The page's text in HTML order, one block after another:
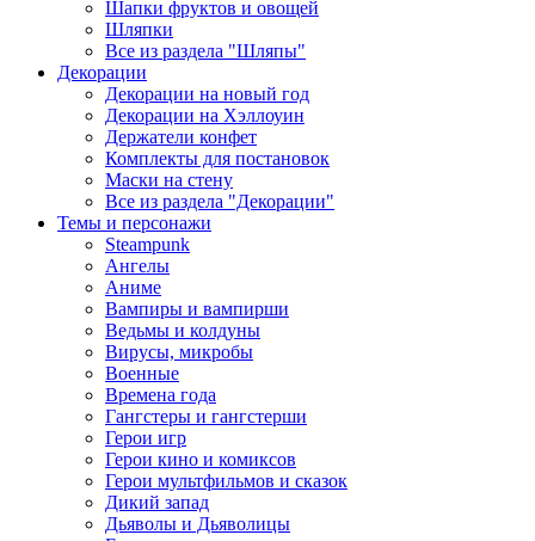
Шапки фруктов и овощей
Шляпки
Все из раздела "Шляпы"
Декорации
Декорации на новый год
Декорации на Хэллоуин
Держатели конфет
Комплекты для постановок
Маски на стену
Все из раздела "Декорации"
Темы и персонажи
Steampunk
Ангелы
Аниме
Вампиры и вампирши
Ведьмы и колдуны
Вирусы, микробы
Военные
Времена года
Гангстеры и гангстерши
Герои игр
Герои кино и комиксов
Герои мультфильмов и сказок
Дикий запад
Дьяволы и Дьяволицы